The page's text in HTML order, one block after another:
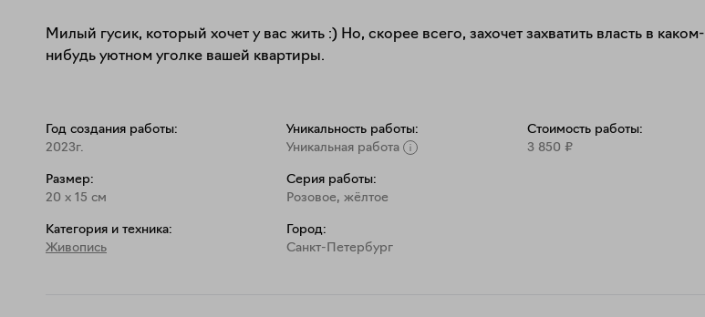
Милый гусик, который хочет у вас жить :) Но, скорее всего, захочет захватить власть в каком-
нибудь уютном уголке вашей квартиры.
Год создания работы:
2023г.
Размер:
20 x 15 см
Категория и техника:
Живопись
Уникальность работы:
Уникальная работа
Серия работы:
Розовое, жёлтое
Город:
Санкт-Петербург
Стоимость работы:
3 850 ₽